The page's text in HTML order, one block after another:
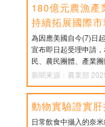
180億元農漁產
持續拓展國際
為因應美國自今(7)日
宣布即日起受理申請
民、農民團體、產業
新聞來源：農業部
動物實驗證實
日常飲食中攝入的奈